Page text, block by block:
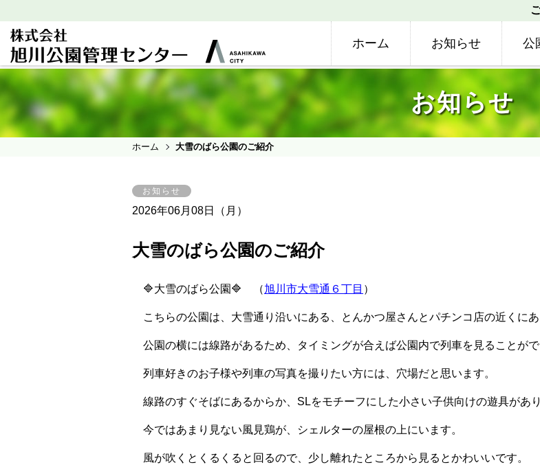
ホーム お知らせ 公
お知らせ
ホーム 大雪のばら公園のご紹介
お知らせ
2026年06月08日（月）
大雪のばら公園のご紹介
🔷大雪のばら公園🔷 （旭川市大雪通６丁目 ）
こちらの公園は、大雪通り沿いにある、とんかつ屋さんとパチンコ店の近くにあ
公園の横には線路があるため、タイミングが合えば公園内で列車を見ることがで
列車好きのお子様や列車の写真を撮りたい方には、穴場だと思います。
線路のすぐそばにあるからか、 SLをモチーフにした小さい子供向けの遊具があり
今ではあまり見ない風見鶏が、シェルターの屋根の上にいます。
風が吹くとくるくると回るので、少し離れたところから見るとかわいいです。